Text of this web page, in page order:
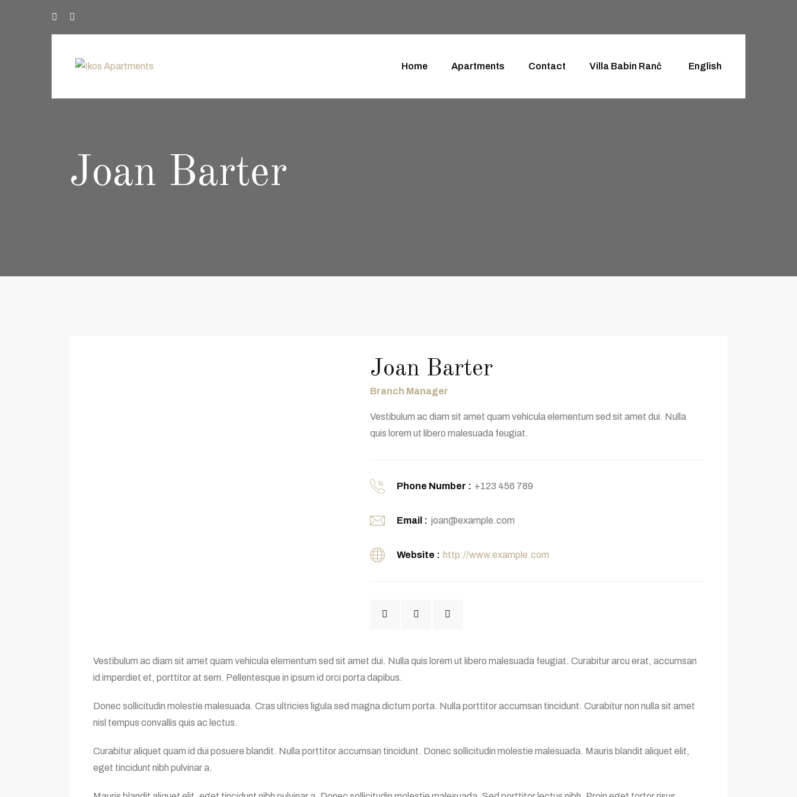
Home Apartments Contact Villa Babin Ranč English
Joan Barter
Joan Barter
Branch Manager
Vestibulum ac diam sit amet quam vehicula elementum sed sit amet dui. Nulla
quis lorem ut libero malesuada feugiat.
Phone Number : +123 456 789
Email : joan@example.com
Website : http://www.example.com
Vestibulum ac diam sit amet quam vehicula elementum sed sit amet dui. Nulla quis lorem ut libero malesuada feugiat. Curabitur arcu erat, accumsan
id imperdiet et, porttitor at sem. Pellentesque in ipsum id orci porta dapibus.
Donec sollicitudin molestie malesuada. Cras ultricies ligula sed magna dictum porta. Nulla porttitor accumsan tincidunt. Curabitur non nulla sit amet
nisl tempus convallis quis ac lectus.
Curabitur aliquet quam id dui posuere blandit. Nulla porttitor accumsan tincidunt. Donec sollicitudin molestie malesuada. Mauris blandit aliquet elit,
eget tincidunt nibh pulvinar a.